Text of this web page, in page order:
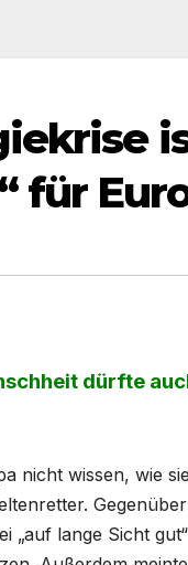
für
dürfte
nicht wissen, wie
„auf lange Sicht